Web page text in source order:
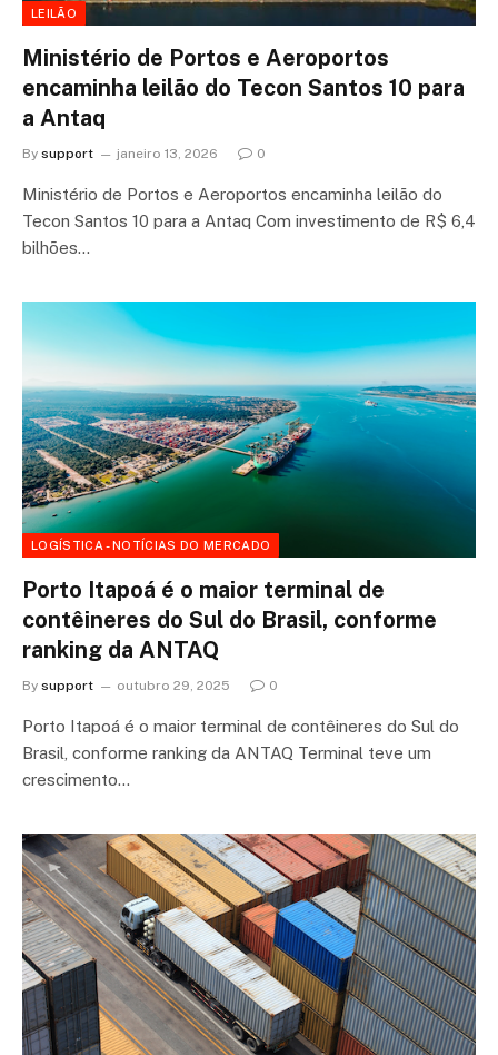
LEILÃO
Ministério de Portos e Aeroportos
encaminha leilão do Tecon Santos 10 para
a Antaq
By support janeiro 13, 2026 0
Ministério de Portos e Aeroportos encaminha leilão do
Tecon Santos 10 para a Antaq Com investimento de R$ 6,4
bilhões…
LOGÍSTICA - NOTÍCIAS DO MERCADO
Porto Itapoá é o maior terminal de
contêineres do Sul do Brasil, conforme
ranking da ANTAQ
By support outubro 29, 2025 0
Porto Itapoá é o maior terminal de contêineres do Sul do
Brasil, conforme ranking da ANTAQ Terminal teve um
crescimento…